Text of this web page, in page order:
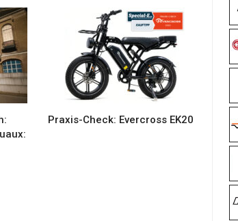
Praxis-Check: Evercross EK20